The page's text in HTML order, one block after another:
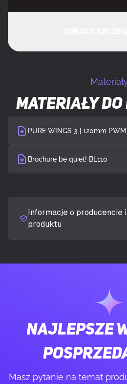
Prędkość obrotowa (max)
Poziom hałasu (wysoka
Maksymalny przepływ
Maksymalne ciśnienie
wentylatorów (MTTF)
Materiały
PURE WINGS 3 | 120mm
Brochure be quiet! BL110
Informacje o producencie
produktu
Najlepsze
Masz pytanie na temat